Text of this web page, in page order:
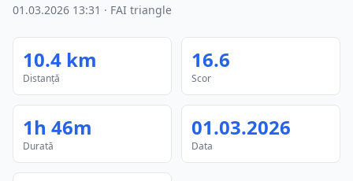
01.03.2026 13:31 · FAI triangle
10.4 km
Distanță
16.6
Scor
1h 46m
Durată
01.03.2026
Data